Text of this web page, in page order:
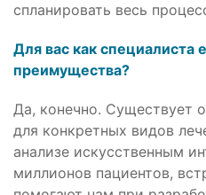
спланировать весь
Для вас как специалиста
преимущества?
Да, конечно. Существует
для конкретных видов
анализе искусственным
миллионов пациентов,